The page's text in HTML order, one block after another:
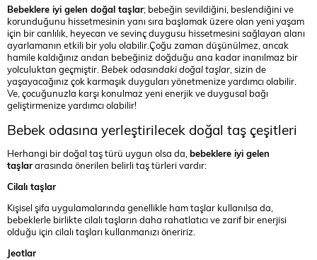
Bebeklere iyi gelen doğal taşlar; bebeğin sevildiğini, beslendiğini ve
korunduğunu hissetmesinin yanı sıra başlamak üzere olan yeni yaşam
için bir canlılık, heyecan ve sevinç duygusu hissetmesini sağlayan alanı
ayarlamanın etkili bir yolu olabilir.Çoğu zaman düşünülmez, ancak
hamile kaldığınız andan bebeğiniz doğduğu ana kadar inanılmaz bir
yolculuktan geçmiştir. Bebek odasındaki doğal taşlar , sizin de
yaşayacağınız çok karmaşık duyguları yönetmenize yardımcı olabilir.
Ve, çocuğunuzla karşı konulmaz yeni enerjik ve duygusal bağı
geliştirmenize yardımcı olabilir!
Bebek odasına yerleştirilecek doğal taş çeşitleri
Herhangi bir doğal taş türü uygun olsa da, bebeklere iyi gelen
taşlararasında önerilen belirli taş türleri vardır:
Cilalı taşlar
Kişisel şifa uygulamalarında genellikle ham taşlar kullanılsa da,
bebeklerle birlikte cilalı taşların daha rahatlatıcı ve zarif bir enerjisi
olduğu için cilalı taşları kullanmanızı öneririz.
Jeotlar